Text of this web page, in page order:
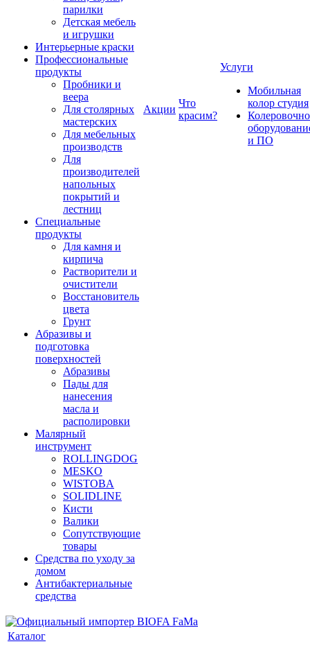
парилки
Детская мебель
и игрушки
Интерьерные краски
Профессиональные
продукты
Пробники и
веера
Для столярных
мастерских
Для мебельных
производств
Для
производителей
напольных
покрытий и
лестниц
Специальные
продукты
Для камня и
кирпича
Растворители и
очистители
Восстановитель
цвета
Грунт
Абразивы и
подготовка
поверхностей
Абразивы
Пады для
нанесения
масла и
располировки
Малярный
инструмент
ROLLINGDOG
MESKO
WISTOBA
SOLIDLINE
Кисти
Валики
Сопутствующие
товары
Средства по уходу за
домом
Антибактериальные
средства
Акции
Что
красим?
Услуги
Мобильная
колор студия
и ПО
Каталог